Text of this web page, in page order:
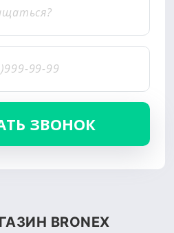
BRONEX